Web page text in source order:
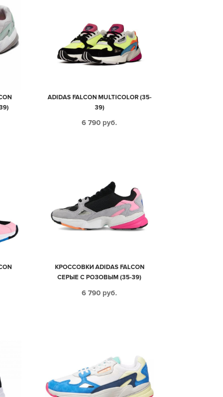
ADIDAS FALCON MULTICOLOR (35-
39)
6 790 руб.
КРОССОВКИ ADIDAS FALCON
СЕРЫЕ С РОЗОВЫМ (35-39)
6 790 руб.